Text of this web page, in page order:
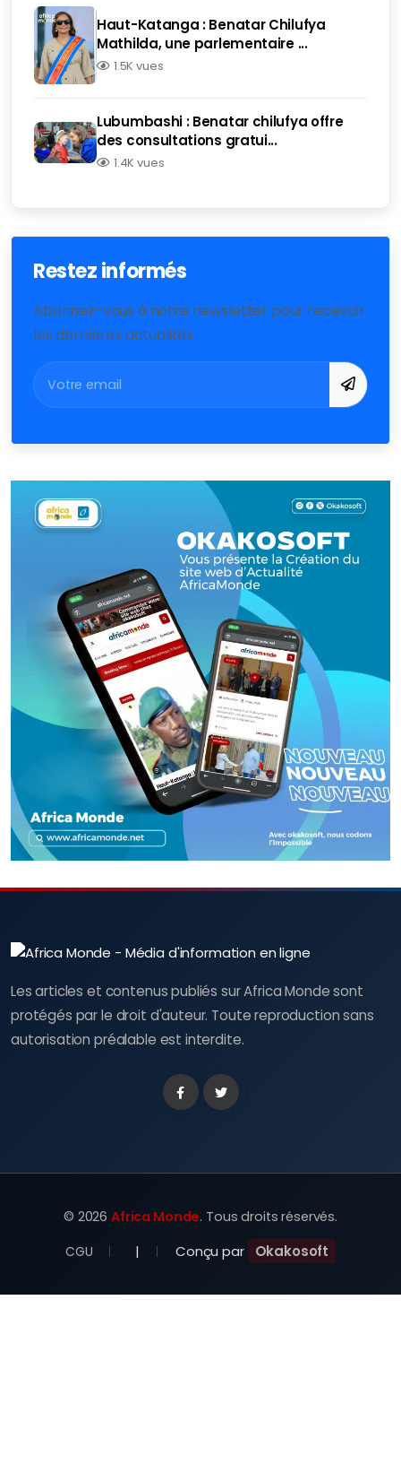
Haut-Katanga : Benatar Chilufya
Mathilda, une parlementaire ...
1.5K vues
Lubumbashi : Benatar chilufya offre
des consultations gratui...
1.4K vues
Restez informés
Abonnez-vous à notre newsletter pour recevoir
les dernières actualités.
Les articles et contenus publiés sur Africa Monde sont
protégés par le droit d'auteur. Toute reproduction sans
autorisation préalable est interdite.
FacebookTwitter
© 2026 Africa Monde. Tous droits réservés.
CGU | Conçu par Okakosoft